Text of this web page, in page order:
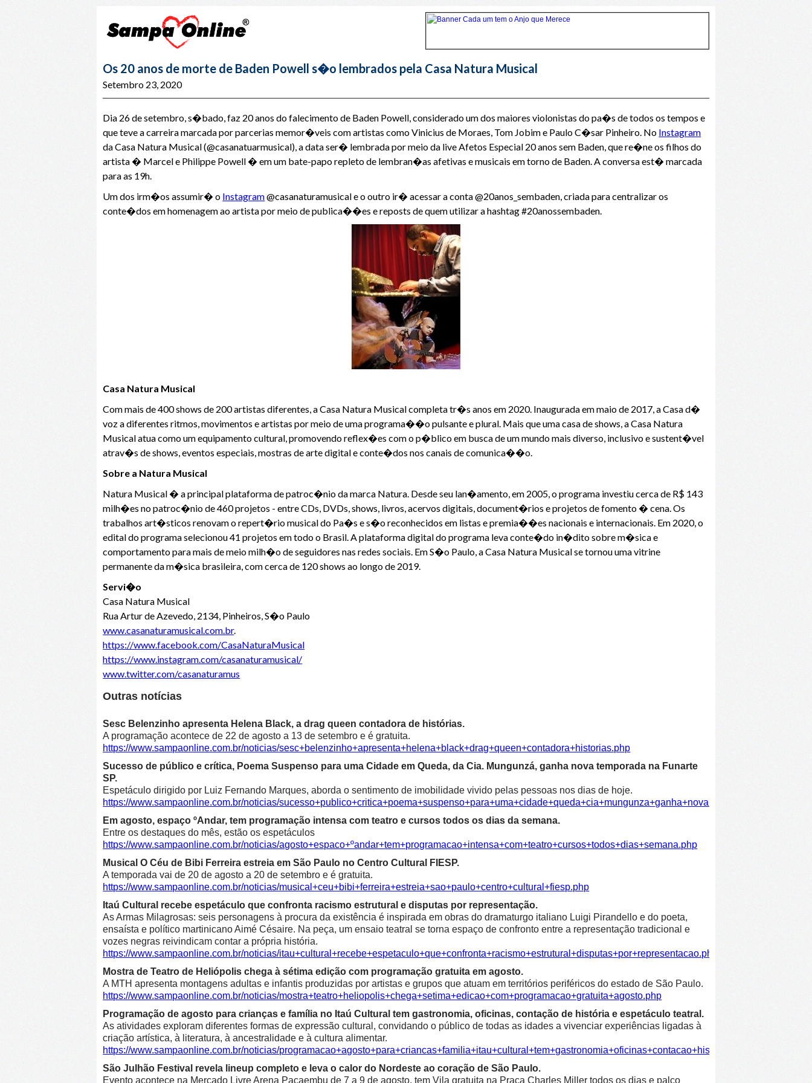
Os 20 anos de morte de Baden Powell s�o lembrados pela Casa Natura Musical
Setembro 23, 2020
Dia 26 de setembro, s�bado, faz 20 anos do falecimento de Baden Powell, considerado um dos maiores violonistas do pa�s de todos os tempos e
que teve a carreira marcada por parcerias memor�veis com artistas como Vinicius de Moraes, Tom Jobim e Paulo C�sar Pinheiro. No Instagram
da Casa Natura Musical (@casanatuarmusical), a data ser� lembrada por meio da live Afetos Especial 20 anos sem Baden, que re�ne os filhos do
artista � Marcel e Philippe Powell � em um bate-papo repleto de lembran�as afetivas e musicais em torno de Baden. A conversa est� marcada
para as 19h.
Um dos irm�os assumir� o Instagram@casanaturamusical e o outro ir� acessar a conta @20anos_sembaden, criada para centralizar os
conte�dos em homenagem ao artista por meio de publica��es e reposts de quem utilizar a hashtag #20anossembaden.
Casa Natura Musical
Com mais de 400 shows de 200 artistas diferentes, a Casa Natura Musical completa tr�s anos em 2020. Inaugurada em maio de 2017, a Casa d�
voz a diferentes ritmos, movimentos e artistas por meio de uma programa��o pulsante e plural. Mais que uma casa de shows, a Casa Natura
Musical atua como um equipamento cultural, promovendo reflex�es com o p�blico em busca de um mundo mais diverso, inclusivo e sustent�vel
atrav�s de shows, eventos especiais, mostras de arte digital e conte�dos nos canais de comunica��o.
Sobre a Natura Musical
Natura Musical � a principal plataforma de patroc�nio da marca Natura. Desde seu lan�amento, em 2005, o programa investiu cerca de R$ 143
milh�es no patroc�nio de 460 projetos - entre CDs, DVDs, shows, livros, acervos digitais, document�rios e projetos de fomento � cena. Os
trabalhos art�sticos renovam o repert�rio musical do Pa�s e s�o reconhecidos em listas e premia��es nacionais e internacionais. Em 2020, o
edital do programa selecionou 41 projetos em todo o Brasil. A plataforma digital do programa leva conte�do in�dito sobre m�sica e
comportamento para mais de meio milh�o de seguidores nas redes sociais. Em S�o Paulo, a Casa Natura Musical se tornou uma vitrine
permanente da m�sica brasileira, com cerca de 120 shows ao longo de 2019.
Servi�o
Casa Natura Musical
Rua Artur de Azevedo, 2134, Pinheiros, S�o Paulo
www.casanaturamusical.com.br.
https://www.facebook.com/CasaNaturaMusical
https://www.instagram.com/casanaturamusical/
www.twitter.com/casanaturamus
Outras notícias
Sesc Belenzinho apresenta Helena Black, a drag queen contadora de histórias.
A programação acontece de 22 de agosto a 13 de setembro e é gratuita.
https://www.sampaonline.com.br/noticias/sesc+belenzinho+apresenta+helena+black+drag+queen+contadora+historias.php
Sucesso de público e crítica, Poema Suspenso para uma Cidade em Queda, da Cia. Mungunzá, ganha nova temporada na Funarte
SP.
Espetáculo dirigido por Luiz Fernando Marques, aborda o sentimento de imobilidade vivido pelas pessoas nos dias de hoje.
https://www.sampaonline.com.br/noticias/
Em agosto, espaço ºAndar, tem programação intensa com teatro e cursos todos os dias da semana.
Entre os destaques do mês, estão os espetáculos
https://www.sampaonline.com.br/noticias/agosto+espaco+ºandar+tem+programacao+intensa+com+teatro+cursos+todos+dias+semana.php
Musical O Céu de Bibi Ferreira estreia em São Paulo no Centro Cultural FIESP.
A temporada vai de 20 de agosto a 20 de setembro e é gratuita.
https://www.sampaonline.com.br/noticias/musical+ceu+bibi+ferreira+estreia+sao+paulo+centro+cultural+fiesp.php
Itaú Cultural recebe espetáculo que confronta racismo estrutural e disputas por representação.
As Armas Milagrosas: seis personagens à procura da existência é inspirada em obras do dramaturgo italiano Luigi Pirandello e do poeta,
ensaísta e político martinicano Aimé Césaire. Na peça, um ensaio teatral se torna espaço de confronto entre a representação tradicional e
vozes negras reivindicam contar a própria história.
https://www.sampaonline.com.br/noticias/itau+cultural+recebe+espetaculo+que+confronta+racismo+estrutural+disputas+por+representacao.php
Mostra de Teatro de Heliópolis chega à sétima edição com programação gratuita em agosto.
A MTH apresenta montagens adultas e infantis produzidas por artistas e grupos que atuam em territórios periféricos do estado de São Paulo.
https://www.sampaonline.com.br/noticias/mostra+teatro+heliopolis+chega+setima+edicao+com+programacao+gratuita+agosto.php
Programação de agosto para crianças e família no Itaú Cultural tem gastronomia, oficinas, contação de história e espetáculo teatral.
As atividades exploram diferentes formas de expressão cultural, convidando o público de todas as idades a vivenciar experiências ligadas à
criação artística, à literatura, à ancestralidade e à cultura alimentar.
https://www.sampaonline.com.br/noticias/
São Julhão Festival revela lineup completo e leva o calor do Nordeste ao coração de São Paulo.
Evento acontece na Mercado Livre Arena Pacaembu de 7 a 9 de agosto, tem Vila gratuita na Praça Charles Miller todos os dias e palco